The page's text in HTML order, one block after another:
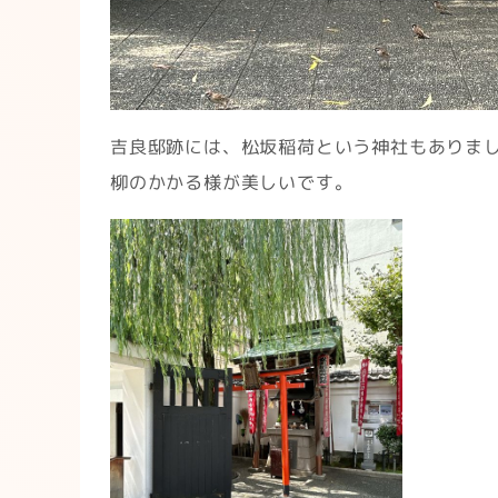
吉良邸跡には、松坂稲荷という神社もありま
柳のかかる様が美しいです。